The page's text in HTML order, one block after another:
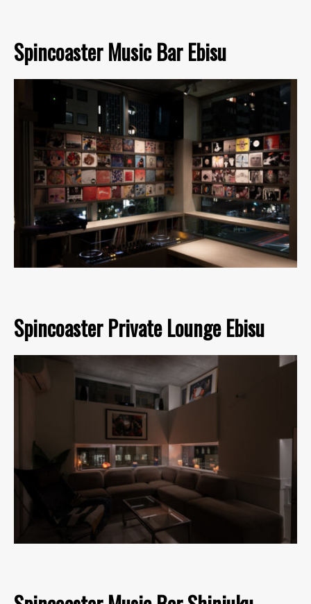
Spincoaster Music Bar Ebisu
Spincoaster Private Lounge Ebisu